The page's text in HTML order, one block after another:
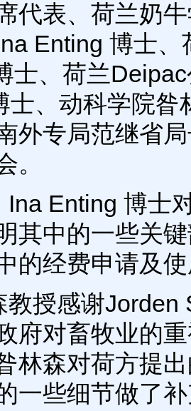
代表、荷兰奶
Enting 博士
士、荷兰
士、动科学院
外专局范继省
。
Enting 博士
其中的一些关
的经费申请及
授感谢Jorden
府对畜牧业的
林森对荷方提
一些细节做了